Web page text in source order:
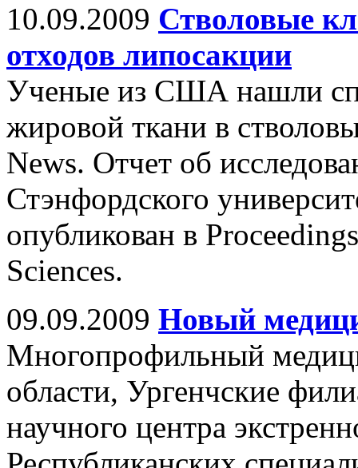
10.09.2009 Стволовые
отходов липосакции
Ученые из США нашли
жировой ткани в
News. Отчет об
Стэнфордского
опубликован в
Sciences.
09.09.2009 Новый
Многопрофильный
области, Ургенчские
научного центра